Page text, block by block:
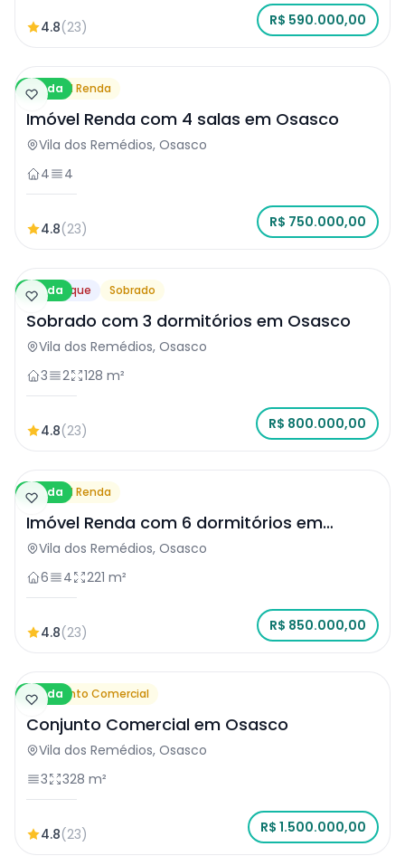
4.8(23) R$ 590.000,00
Venda
Imóvel Renda
Imóvel Renda com 4 salas em Osasco
Vila dos Remédios, Osasco
4
4
4.8(23) R$ 750.000,00
Venda
Destaque Sobrado
Sobrado com 3 dormitórios em Osasco
Vila dos Remédios, Osasco
3
2 128 m²
4.8(23) R$ 800.000,00
Venda
Imóvel Renda
Imóvel Renda com 6 dormitórios em
Osasco
Vila dos Remédios, Osasco
6
4 221 m²
4.8(23) R$ 850.000,00
Venda
Conjunto Comercial
Conjunto Comercial em Osasco
Vila dos Remédios, Osasco
3
328 m²
4.8(23) R$ 1.500.000,00